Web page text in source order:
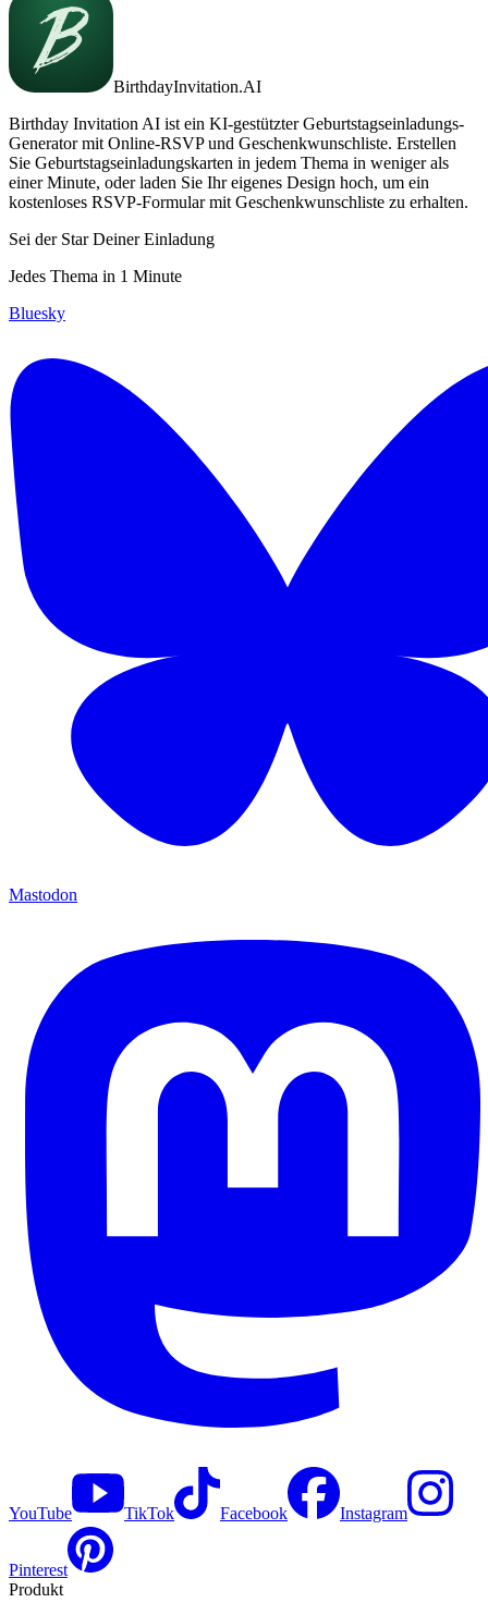
BirthdayInvitation.AI
Birthday Invitation AI ist ein KI-gestützter Geburtstagseinladungs-
Generator mit Online-RSVP und Geschenkwunschliste. Erstellen
Sie Geburtstagseinladungskarten in jedem Thema in weniger als
einer Minute, oder laden Sie Ihr eigenes Design hoch, um ein
kostenloses RSVP-Formular mit Geschenkwunschliste zu erhalten.
Sei der Star Deiner Einladung
Jedes Thema in 1 Minute
Bluesky
Mastodon
YouTube TikTok Facebook Instagram
Pinterest
Produkt